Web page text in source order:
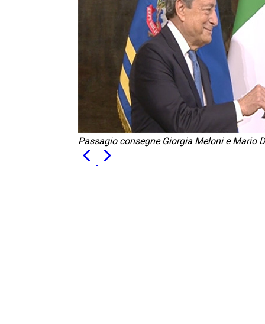
Passagio consegne Giorgia Meloni e Mario